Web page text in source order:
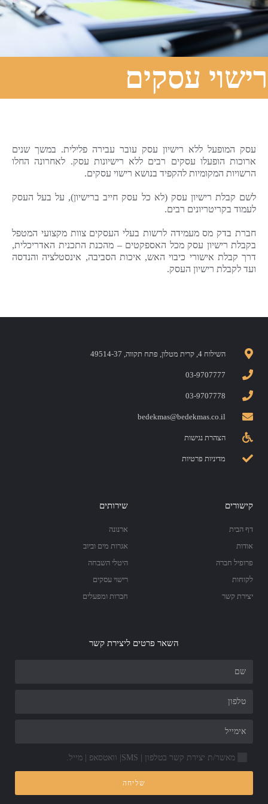
רישוי עסקים
עסק המופעל ללא רישיון עסק עובר עבירה פלילית. במשך שנים
ארוכות הופעלו עסקים רבים ללא רישיונות עסק. לאחרונה החלו
הרשויות המקומיות להקפיד בנושא רישוי עסקים.
לשם קבלת רישיון עסק (לא כל עסק חייב ברישיון), על בעל העסק
לעמוד בקריטריונים רבים.
חברת בדק מס מעמידה לרשות בעלי העסקים צוות מקצועי המטפל
בקבלת רישיון עסק מכל האספקטים – מהכנת התכנית האדריכלית,
דרך קבלת אישורי כיבוי האש, איכות הסביבה, אינסטלציה והנדסה
ועד לקבלת רישיון העסק.
השילוח 4, קרית מטלון, פתח תקווה, 49514-37
03-9707777
03-9707778
bedekmas@bedekmas.co.il
הצהרת נגישות
מדיניות פרטיות
קישורים
דף הבית
אודות
פרופיל חברה
לקוחות
יצירת קשר
שירותים
ארנונה
אגרות מים וביוב
היטלי השבחה
רישוי עסקים
חברות ומפעלים
השאר פרטים ליצירת קשר
מאשר/ת יצירת קשר בטלפון | SMS| וואטסאפ | מייל.
שליחה